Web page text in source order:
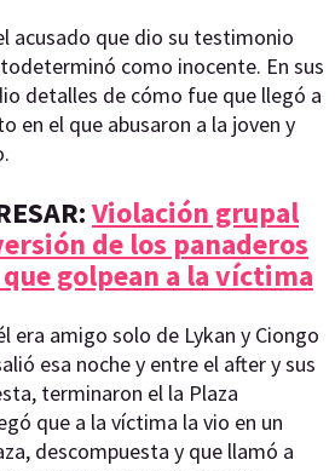
acusado que dio su testimonio
como inocente. En sus
detalles de cómo fue que llegó a
en el que abusaron a la joven y
Violación grupal
de los panaderos
golpean a la víctima
era amigo solo de Lykan y Ciongo
esa noche y entre el after y sus
terminaron el la Plaza
que a la víctima la vio en un
descompuesta y que llamó a